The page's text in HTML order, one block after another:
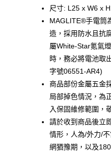
台灣樂天信用卡公司
大哥付你分期
相關說明
【大哥付你分期使用說
1.本服務由台灣大哥大
流程，驗證手機門號後
完成交易。
3.實際核准額度、可分
4.訂單成立30分鐘內，
消。如遇「轉專審核」
無法說明評估內容。
【繳款方式說明】
1.分期款項不併入電信
醒簡訊。
2.透過簡訊連結打開帳
AFTEE先享後付
相關說明
【關於「AFTEE先享後付
AFTEE先享後付是「在
便利好安心！
１．簡單：不需註冊會
２．便利：只要手機號
３．安心：先確認商品
１．於結帳方式選擇「
付」結帳頁面，進行簡
ATM付款
運送方式
付款後全家取貨
每筆NT$70，滿
尺寸: L25 x W6 x
MAGLITE®手電筒
造，採用防水且抗
屬White-Star氪氣
時，務必將電池取
字號06551-AR4)
商品部份金屬五金
局部掉色情況，為
入保固維修範圍，
請於收到商品後立
情形，人為/外力/
網猶豫期，以及